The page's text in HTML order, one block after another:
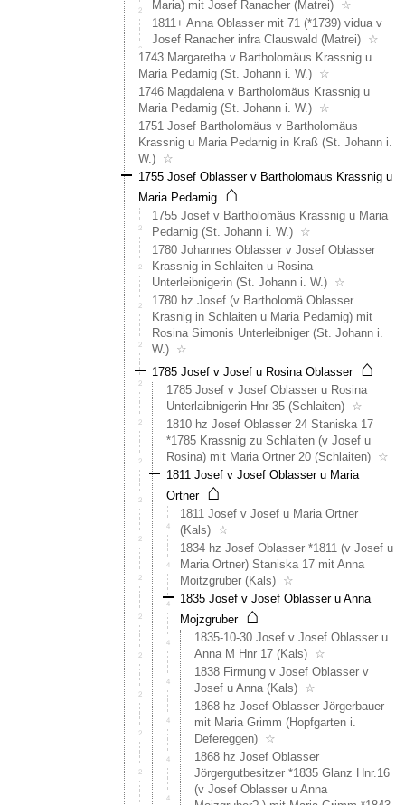
und
19
bzw.
Berg
Maria) mit Josef Ranacher (Matrei)
☆
1811+ Anna Oblasser mit 71 (*1739) vidua v
Josef Ranacher infra Clauswald (Matrei)
☆
1743 Margaretha v Bartholomäus Krassnig u
Maria Pedarnig (St. Johann i. W.)
☆
1746 Magdalena v Bartholomäus Krassnig u
Maria Pedarnig (St. Johann i. W.)
☆
1751 Josef Bartholomäus v Bartholomäus
Krassnig u Maria Pedarnig in Kraß (St. Johann i.
W.)
☆
1755 Josef Oblasser v Bartholomäus Krassnig u
Maria Pedarnig
⌂
1755 Josef v Bartholomäus Krassnig u Maria
Pedarnig (St. Johann i. W.)
☆
1780 Johannes Oblasser v Josef Oblasser
Krassnig in Schlaiten u Rosina
Unterleibnigerin (St. Johann i. W.)
☆
1780 hz Josef (v Bartholomä Oblasser
Krasnig in Schlaiten u Maria Pedarnig) mit
Rosina Simonis Unterleibniger (St. Johann i.
W.)
☆
1785 Josef v Josef u Rosina Oblasser
⌂
1785 Josef v Josef Oblasser u Rosina
Unterlaibnigerin Hnr 35 (Schlaiten)
☆
1810 hz Josef Oblasser 24 Staniska 17
*1785 Krassnig zu Schlaiten (v Josef u
Rosina) mit Maria Ortner 20 (Schlaiten)
☆
1811 Josef v Josef Oblasser u Maria
Ortner
⌂
1811 Josef v Josef u Maria Ortner
(Kals)
☆
1834 hz Josef Oblasser *1811 (v Josef u
Maria Ortner) Staniska 17 mit Anna
Moitzgruber (Kals)
☆
1835 Josef v Josef Oblasser u Anna
Mojzgruber
⌂
1835-10-30 Josef v Josef Oblasser u
Anna M Hnr 17 (Kals)
☆
1838 Firmung v Josef Oblasser v
Josef u Anna (Kals)
☆
1868 hz Josef Oblasser Jörgerbauer
mit Maria Grimm (Hopfgarten i.
Defereggen)
☆
1868 hz Josef Oblasser
Jörgergutbesitzer *1835 Glanz Hnr.16
(v Josef Oblasser u Anna